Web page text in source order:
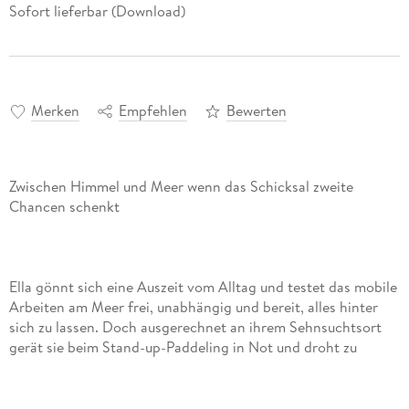
Sofort lieferbar (Download)
Merken Empfehlen Bewerten
Zwischen Himmel und Meer wenn das Schicksal zweite
Chancen schenkt
Ella gönnt sich eine Auszeit vom Alltag und testet das mobile
Arbeiten am Meer frei, unabhängig und bereit, alles hinter
sich zu lassen. Doch ausgerechnet an ihrem Sehnsuchtsort
gerät sie beim Stand-up-Paddeling in Not und droht zu